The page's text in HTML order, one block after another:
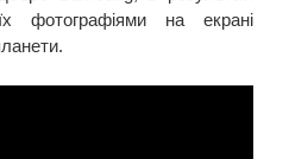
фотографіями на екрані